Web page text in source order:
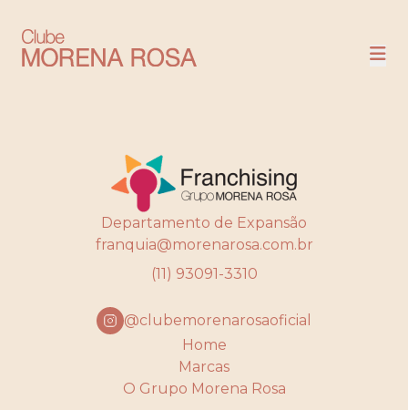
COMPRE
Departamento de Expansão
franquia@morenarosa.com.br
(11) 93091-3310
@clubemorenarosaoficial
Home
Marcas
O Grupo Morena Rosa